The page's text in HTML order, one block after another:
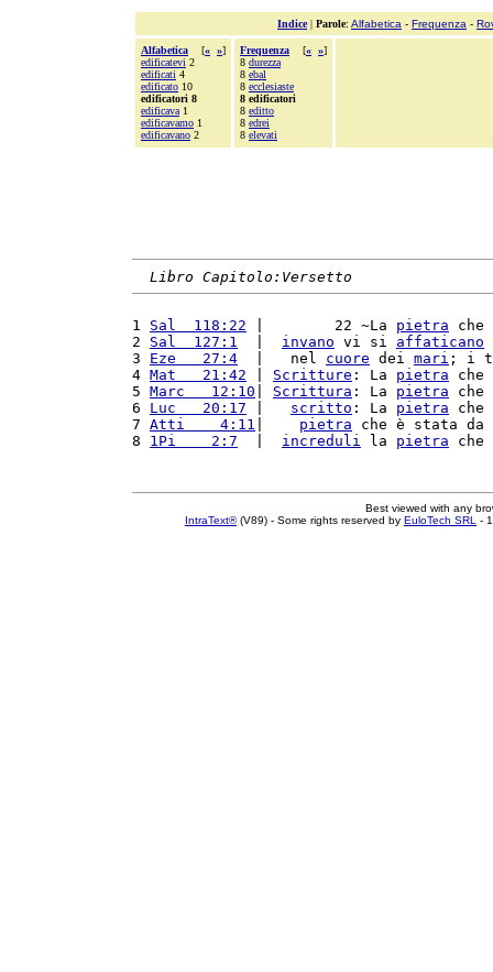
Indice| Parole: Alfabetica - Frequenza -
Alfabetica [« »]
edificatevi 2
edificati 4
edificato 10
edificatori 8
edificava 1
edificavamo 1
edificavano 2
Frequenza [« »]
8 durezza
8 ebal
8 ecclesiaste
8 edificatori
8 editto
8 edrei
8 elevati
Libro Capitolo:Versetto
1 Sal  118:22 |        22 ~La pietra
2 Sal  127:1 invano vi si affaticano
3 Eze   27:4
  |   nel
cuore dei mari ; i
4 Mat   21:42 Scritture : La pietra
5 Marc   12:10 Scrittura : La pietra
6 Luc   20:17 scritto : La pietra
7 Atti    4:11 pietra che è stata
8 1Pi    2:7 increduli la pietra
Best viewed with any
IntraText®(V89) - Some rights reserved by EuloTech SRL -